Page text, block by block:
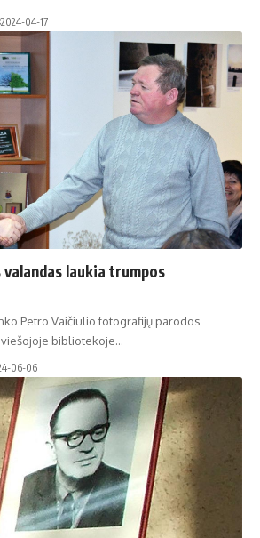
2024-04-17
laukia trumpos
Petro Vaičiulio fotografijų parodos
viešojoje bibliotekoje…
06-06